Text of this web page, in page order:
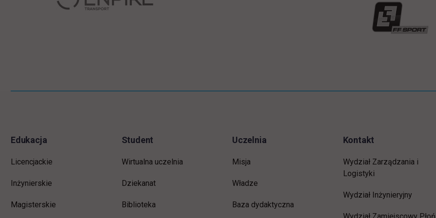
Edukacja
Licencjackie
Inżynierskie
Magisterskie
Student
Wirtualna uczelnia
Dziekanat
Biblioteka
Uczelnia
Misja
Władze
Baza dydaktyczna
Kontakt
Wydział Zarządzania i
Logistyki
Wydział Inżynieryjny